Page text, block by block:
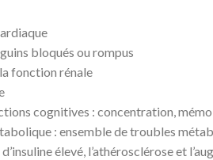
bloqués ou rompus
fonction rénale
cognitives : concentration,
: ensemble de troubles
élevé, l’athérosclérose et